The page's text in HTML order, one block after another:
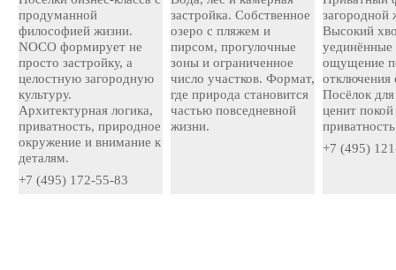
продуманной
философией жизни.
NOCO формирует не
просто застройку, а
целостную загородную
культуру.
Архитектурная логика,
приватность, природное
окружение и внимание к
деталям.
+7 (495) 172-55-83
застройка. Собственное
озеро с пляжем и
пирсом, прогулочные
зоны и ограниченное
число участков. Формат,
где природа становится
частью повседневной
жизни.
загородной
Высокий
уединённые
ощущение
отключения
Посёлок
ценит
приватность
+7 (495)